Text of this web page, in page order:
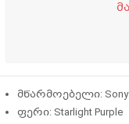
მწარმოებელი: Sony
ფერი: Starlight Purple